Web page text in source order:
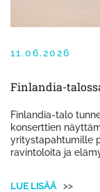
11.06.2026
Finlandia-
Finlandia-talo
konserttien
yritystapahtumille
ravintoloita ja
LUE LISÄÄ >>